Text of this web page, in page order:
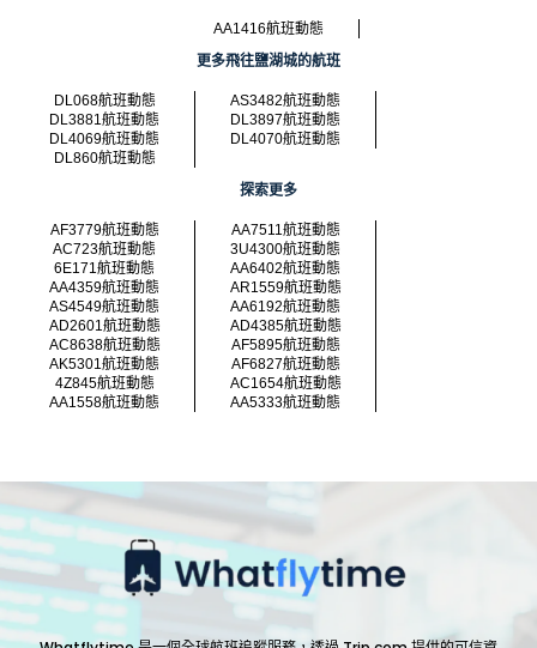
AA1416航班動態
更多飛往鹽湖城的航班
DL068航班動態
AS3482航班動態
DL3881航班動態
DL3897航班動態
DL4069航班動態
DL4070航班動態
DL860航班動態
探索更多
AF3779航班動態
AA7511航班動態
AC723航班動態
3U4300航班動態
6E171航班動態
AA6402航班動態
AA4359航班動態
AR1559航班動態
AS4549航班動態
AA6192航班動態
AD2601航班動態
AD4385航班動態
AC8638航班動態
AF5895航班動態
AK5301航班動態
AF6827航班動態
4Z845航班動態
AC1654航班動態
AA1558航班動態
AA5333航班動態